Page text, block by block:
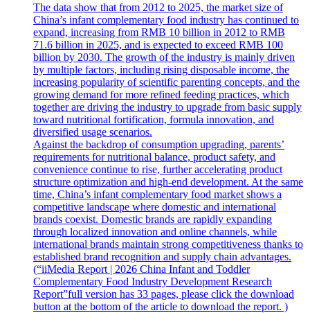
The data show that from 2012 to 2025, the market size of
China’s infant complementary food industry has continued to
expand, increasing from RMB 10 billion in 2012 to RMB
71.6 billion in 2025, and is expected to exceed RMB 100
billion by 2030. The growth of the industry is mainly driven
by multiple factors, including rising disposable income, the
increasing popularity of scientific parenting concepts, and the
growing demand for more refined feeding practices, which
together are driving the industry to upgrade from basic supply
toward nutritional fortification, formula innovation, and
diversified usage scenarios.
Against the backdrop of consumption upgrading, parents’
requirements for nutritional balance, product safety, and
convenience continue to rise, further accelerating product
structure optimization and high-end development. At the same
time, China’s infant complementary food market shows a
competitive landscape where domestic and international
brands coexist. Domestic brands are rapidly expanding
through localized innovation and online channels, while
international brands maintain strong competitiveness thanks to
established brand recognition and supply chain advantages.
(“iiMedia Report | 2026 China Infant and Toddler
Complementary Food Industry Development Research
Report”full version has 33 pages, please click the download
button at the bottom of the article to download the report. )